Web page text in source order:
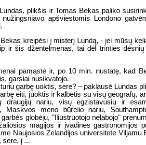
plikšis ir Tomas Bekas paliko
apšviestomis Londono
kreipėsi į misterį Lundą, - jei mūsų
ir šis džentelmenas, tai dėl trinties
pamąstė ir, po 10 min. nustatę, kad
garsiai nusikvatojo.
garbę uoktis, sere? – paklausė Lundas
eiti, juoktis ir kalbėtis su visų geografų,
draugijų nariu, visų egzistavusių ir
Maskvos meno būrelio nariu,
globėju, "Iliustruotojo nelabojo"
magijos ir įvadinės gastronomijos
Naujosios Zelandijos universitete Viljamu
sere, į ...